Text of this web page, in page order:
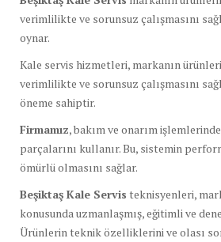
verimlilikte ve sorunsuz çalışmasını
oynar.
Kale servis hizmetleri, markanın
verimlilikte ve sorunsuz çalışmasını
öneme sahiptir.
Firmamız, bakım ve onarım
parçalarını kullanır. Bu, sistemin
ömürlü olmasını sağlar.
Beşiktaş Kale Servis teknisyenleri,
konusunda uzmanlaşmış, eğitimli ve
Ürünlerin teknik özelliklerini ve olası